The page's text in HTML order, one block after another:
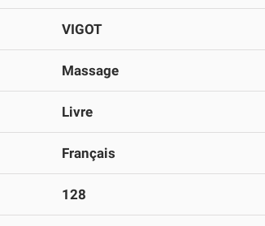
VIGOT
Massage
Livre
Français
128